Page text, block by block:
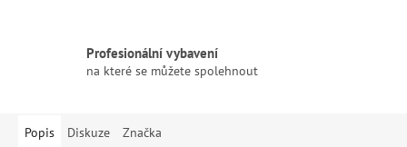
Profesionální vybavení
na které se můžete spolehnout
Popis Diskuze Značka